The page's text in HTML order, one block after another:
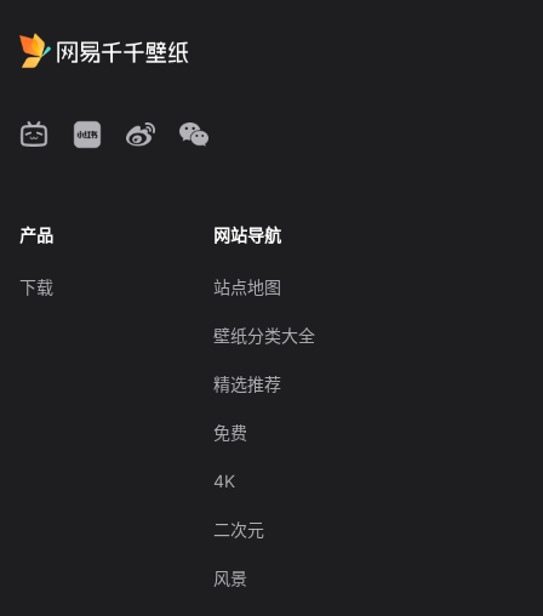
产品
下载
网站导航
站点地图
壁纸分类大全
精选推荐
免费
4K
二次元
风景